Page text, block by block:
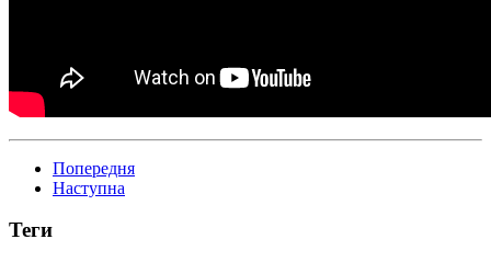
Попередня
Наступна
Теги